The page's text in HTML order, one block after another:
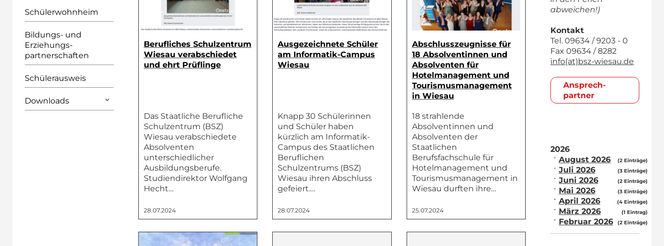
Schülerwohnheim
Bildungs- und
Erziehungs­
partnerschaften
Schülerausweis
Downloads
Berufliches Schulzentrum
Wiesau verabschiedet
und ehrt Prüflinge
Das Staatliche Berufliche
Schulzentrum (BSZ)
Wiesau verabschiedete
Absolventen
unterschiedlicher
Ausbildungsberufe.
Studiendirektor Wolfgang
Hecht…
28.07.2024
Ausgezeichnete Schüler
am Informatik-Campus
Wiesau
Knapp 30 Schülerinnen
und Schüler haben
kürzlich am Informatik-
Campus des Staatlichen
Beruflichen
Schulzentrums (BSZ)
Wiesau ihren Abschluss
gefeiert.…
28.07.2024
Abschlusszeugnisse für
18 Absolventinnen und
Absolventen für
Hotelmanagement und
Tourismusmanagement
in Wiesau
18 strahlende
Absolventinnen und
Absolventen der
Staatlichen
Berufsfachschule für
Hotelmanagement und
Tourismusmanagement in
Wiesau durften ihre…
25.07.2024
abweichen!)
Kontakt
Tel. 09634 / 9203 - 0
Fax 09634 / 8282
info(at)bsz-wiesau.de
Ansprech­
partner
2026
August 2026
(2 Einträge)
Juli 2026 (3 Einträge)
Juni 2026 (2 Einträge)
Mai 2026 (3 Einträge)
April 2026 (4 Einträge)
März 2026 (1 Eintrag)
Februar 2026 (2 Einträge)